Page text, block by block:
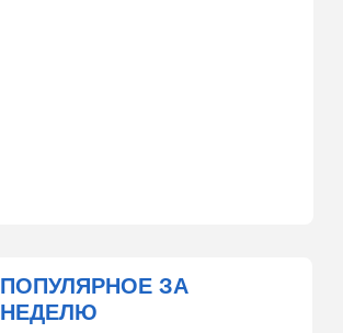
Бен-Гурион после войны:
новые правила,
безопасность и советы
ПОПУЛЯРНОЕ ЗА
НЕДЕЛЮ